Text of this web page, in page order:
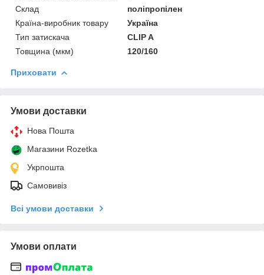
Склад
поліпропілен
Країна-виробник товару
Україна
Тип затискача
CLIP A
Товщина (мкм)
120/160
Приховати
Умови доставки
Нова Пошта
Магазини Rozetka
Укрпошта
Самовивіз
Всі умови доставки
Умови оплати